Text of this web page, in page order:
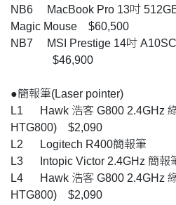
NB6 MacBook Pro 13吋
Magic Mouse $60,500
NB7 MSI Prestige 14
$46,900
●簡報筆(Laser pointer)
L1 Hawk 浩客 G800 2.4GHz
HTG800) $2,090
L2 Logitech R400簡報
L3 Intopic Victor 2.4GHz 簡
L4 Hawk 浩客 G800 2.4GHz
HTG800) $2,090